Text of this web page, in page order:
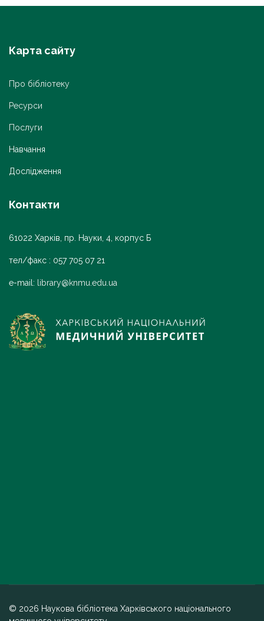
Карта сайту
Про бібліотеку
Ресурси
Послуги
Навчання
Дослідження
Контакти
61022 Харків, пр. Науки, 4, корпус Б
тел/факс : 057 705 07 21
e-mail: library@knmu.edu.ua
© 2026 Наукова бібліотека Харківського національного